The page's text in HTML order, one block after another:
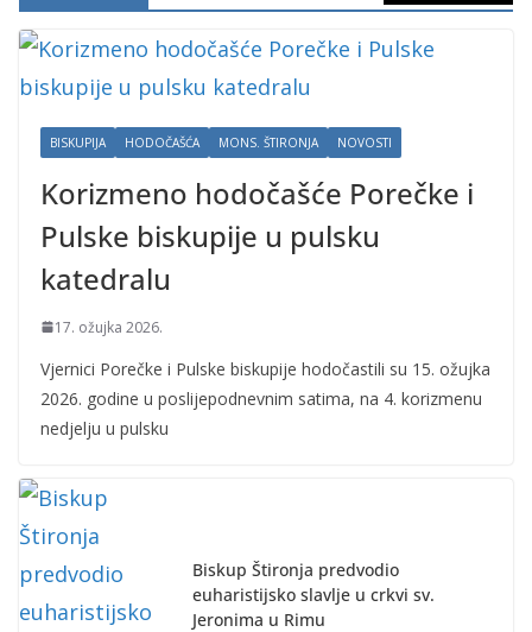
BISKUPIJA HODOČAŠĆA MONS. ŠTIRONJA NOVOSTI
Korizmeno hodočašće Porečke i
Pulske biskupije u pulsku
katedralu
17. ožujka 2026.
Vjernici Porečke i Pulske biskupije hodočastili su 15. ožujka
2026. godine u poslijepodnevnim satima, na 4. korizmenu
nedjelju u pulsku
Biskup Štironja predvodio
euharistijsko slavlje u crkvi sv.
Jeronima u Rimu